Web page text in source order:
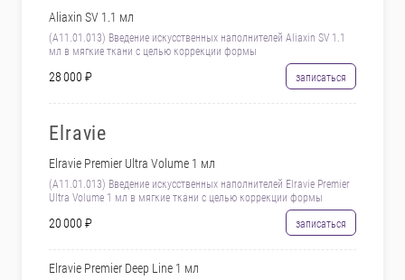
Aliaxin SV 1.1 мл
(А11.01.013) Введение искусственных наполнителей Aliaxin SV 1.1
мл в мягкие ткани с целью коррекции формы
28 000 ₽ записаться
Elravie
Elravie Premier Ultra Volume 1 мл
(А11.01.013) Введение искусственных наполнителей Elravie Premier
Ultra Volume 1 мл в мягкие ткани с целью коррекции формы
20 000 ₽ записаться
Elravie Premier Deep Line 1 мл